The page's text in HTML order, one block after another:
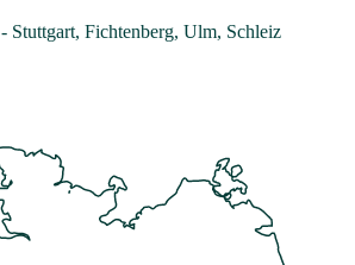
- Stuttgart, Fichtenberg, Ulm, Schleiz